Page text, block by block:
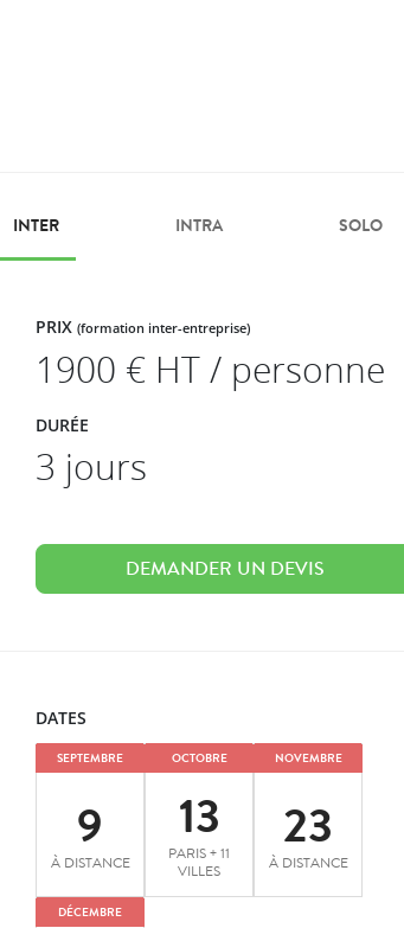
INTER INTRA SOLO
PRIX(formation inter-entreprise)
1900 € HT / personne
DURÉE
3 jours
DEMANDER UN DEVIS
DATES
SEPTEMBRE
9
À DISTANCE
OCTOBRE
13
PARIS + 11
VILLES
NOVEMBRE
23
À DISTANCE
DÉCEMBRE